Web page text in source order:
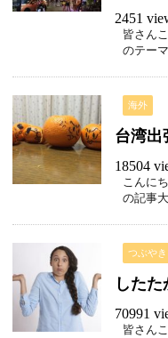
2451
皆さん
のテー
海外
台湾
18504
こんに
の記事
つぶやき
した
70991
皆さん